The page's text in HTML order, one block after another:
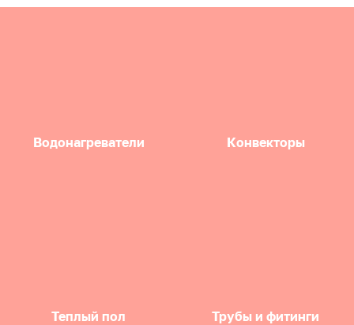
Водонагреватели Конвекторы
Теплый пол Трубы и фитинги